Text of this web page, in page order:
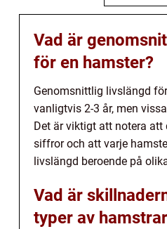
Vad är
för en hamster?
Genomsnittlig livslängd
vanligtvis 2-3 år, men
Det är viktigt att notera
siffror och att varje
livslängd beroende på
Vad är
typer av